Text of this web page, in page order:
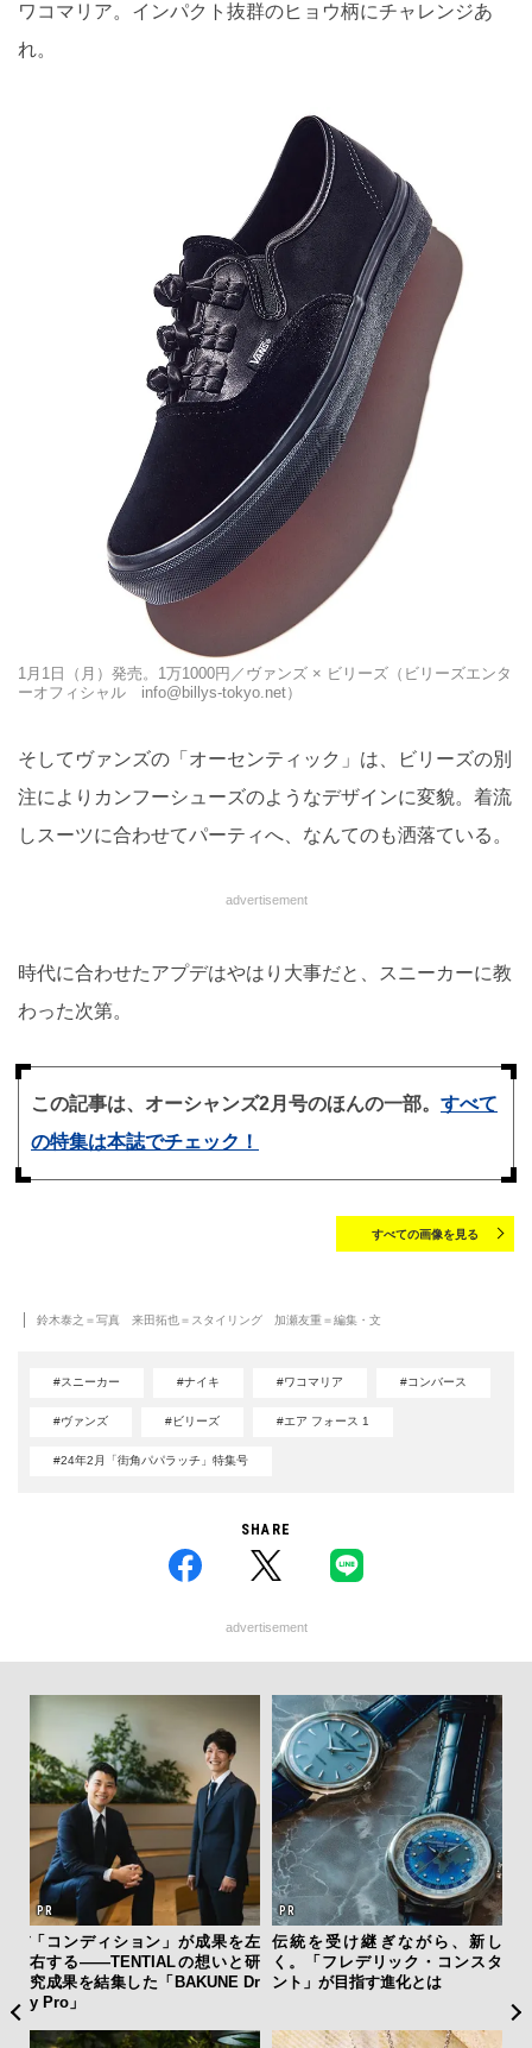
ワコマリア。インパクト抜群のヒョウ柄にチャレンジあ
れ。
1月1日（月）発売。1万1000円／ヴァンズ × ビリーズ（ビリーズエンタ
ーオフィシャル info@billys-tokyo.net）
そしてヴァンズの「オーセンティック」は、ビリーズの別
注によりカンフーシューズのようなデザインに変貌。着流
しスーツに合わせてパーティへ、なんてのも洒落ている。
advertisement
時代に合わせたアプデはやはり大事だと、スニーカーに教
わった次第。
この記事は、オーシャンズ2月号のほんの一部。 すべて
の特集は本誌でチェック！
すべての画像を見る
鈴木泰之＝写真 来田拓也＝スタイリング 加瀬友重＝編集・文
#スニーカー #ナイキ #ワコマリア #コンバース
#ヴァンズ #ビリーズ #エア フォース 1
#24年2月「街角パパラッチ」特集号
SHARE
advertisement
「コンディション」が成果を左
右する——TENTIALの想いと研
究成果を結集した「BAKUNE Dr
y Pro」
伝統を受け継ぎながら、新し
く。「フレデリック・コンスタ
ント」が目指す進化とは
4